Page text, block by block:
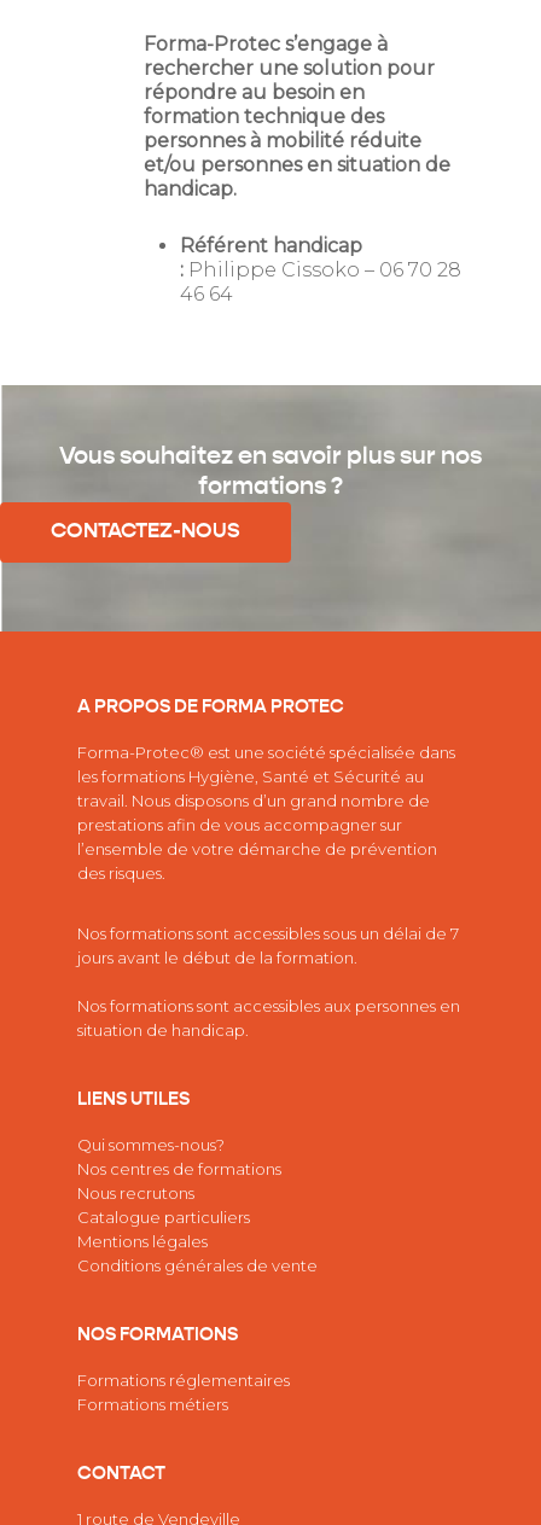
Forma-Protec s’engage à
rechercher une solution pour
répondre au besoin en
formation technique des
personnes à mobilité réduite
et/ou personnes en situation de
handicap.
Référent handicap
: Philippe Cissoko – 06 70 28
46 64
Vous souhaitez en savoir plus sur nos
formations ?
CONTACTEZ-NOUS
A PROPOS DE FORMA PROTEC
Forma-Protec® est une société spécialisée dans
lesformations Hygiène, Santé et Sécurité au
travail. Nous disposons d’un grand nombre de
prestations afin de vous accompagner sur
l’ensemble de votre démarche de prévention
des risques.
Nos formations sont accessibles sous un délai de 7
jours avant le début de la formation.
Nos formations sont accessibles aux personnes en
situation de handicap.
LIENS UTILES
Qui sommes-nous?
Nos centres de formations
Nous recrutons
Catalogue particuliers
Mentions légales
Conditions générales de vente
NOS FORMATIONS
Formations réglementaires
Formations métiers
CONTACT
1 route de Vendeville